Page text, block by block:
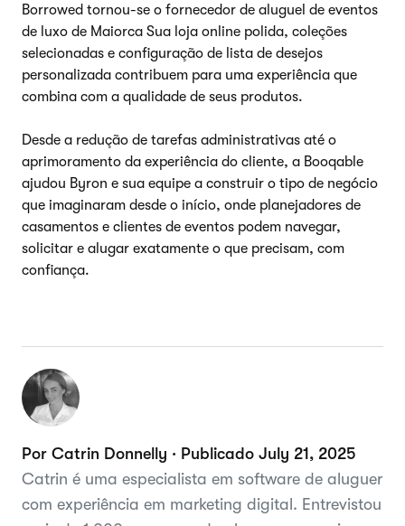
Borrowed tornou-se o fornecedor de aluguel de eventos
de luxo de Maiorca Sua loja online polida, coleções
selecionadas e configuração de lista de desejos
personalizada contribuem para uma experiência que
combina com a qualidade de seus produtos.
Desde a redução de tarefas administrativas até o
aprimoramento da experiência do cliente, a Booqable
ajudou Byron e sua equipe a construir o tipo de negócio
que imaginaram desde o início, onde planejadores de
casamentos e clientes de eventos podem navegar,
solicitar e alugar exatamente o que precisam, com
confiança.
Por Catrin Donnelly · Publicado July 21, 2025
Catrin é uma especialista em software de aluguer
com experiência em marketing digital. Entrevistou